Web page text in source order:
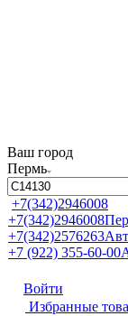
Ваш город
Пермь
+7(342)2946008
+7(342)2946008
+7(342)2576263
+7 (922) 355-60-00
Войти
Избранные